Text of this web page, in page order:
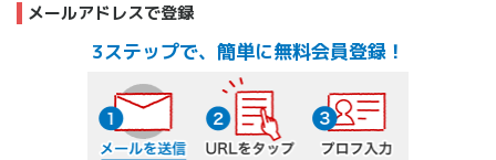
メールアドレスで登録
3ステップで、簡単に無料会員登録！
メールを送信する